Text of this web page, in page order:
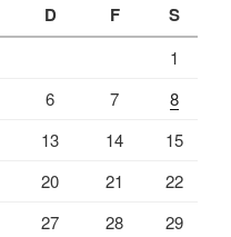
D F S
1
6 7
8
13 14
15
20 21
22
27 28
29